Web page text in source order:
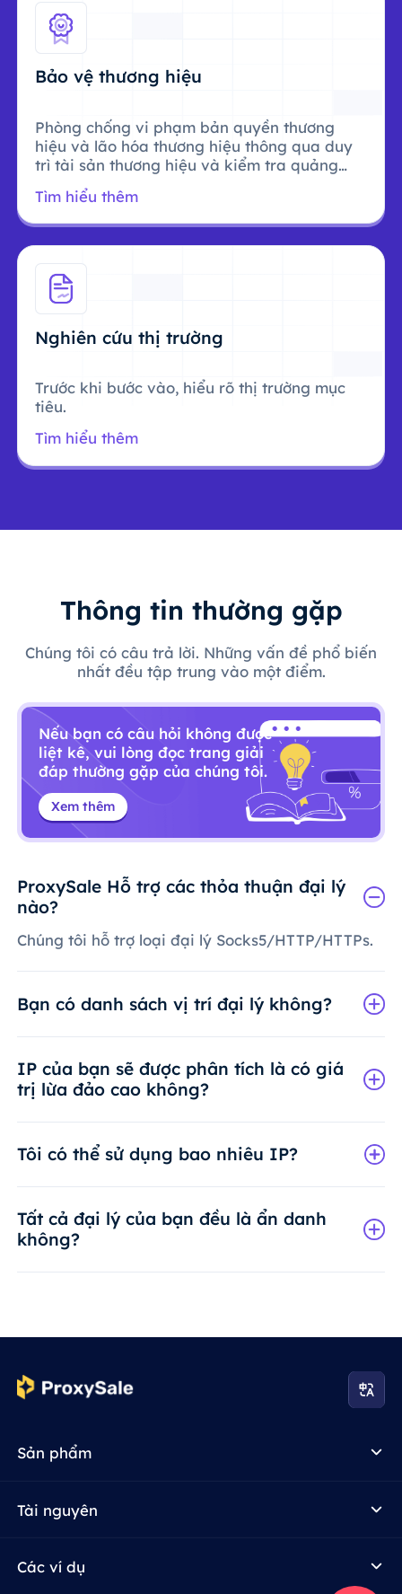
Bảo vệ thương hiệu
Phòng chống vi phạm bản quyền thương
hiệu và lão hóa thương hiệu thông qua duy
trì tài sản thương hiệu và kiểm tra quảng
Tìm hiểu thêm
Nghiên cứu thị trường
Trước khi bước vào, hiểu rõ thị trường mục
tiêu.
Tìm hiểu thêm
Thông tin thường gặp
Chúng tôi có câu trả lời. Những vấn đề phổ biến
nhất đều tập trung vào một điểm.
Nếu bạn có câu hỏi không được
liệt kê, vui lòng đọc trang giải
đáp thường gặp của chúng tôi.
Xem thêm
ProxySale Hỗ trợ các thỏa thuận đại lý
nào?
Chúng tôi hỗ trợ loại đại lý Socks5/HTTP/HTTPs.
Bạn có danh sách vị trí đại lý không?
IP của bạn sẽ được phân tích là có giá
trị lừa đảo cao không?
Tôi có thể sử dụng bao nhiêu IP?
Tất cả đại lý của bạn đều là ẩn danh
không?
Sản phẩm
Tài nguyên
Các ví dụ